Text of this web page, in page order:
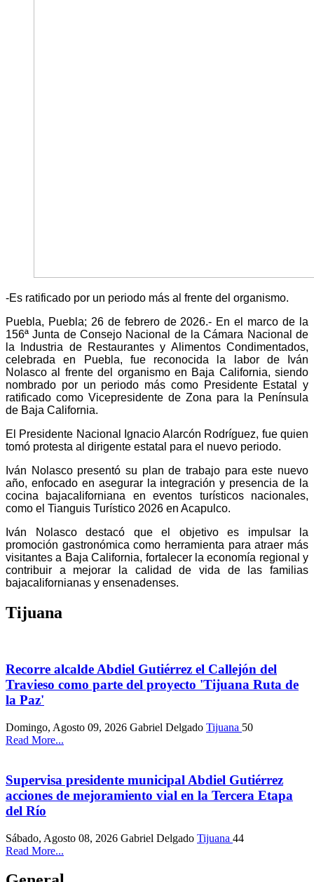
-Es ratificado por un periodo más al frente del organismo.
Puebla, Puebla; 26 de febrero de 2026.- En el marco de la
156ª Junta de Consejo Nacional de la Cámara Nacional de
la Industria de Restaurantes y Alimentos Condimentados,
celebrada en Puebla, fue reconocida la labor de Iván
Nolasco al frente del organismo en Baja California, siendo
nombrado por un periodo más como Presidente Estatal y
ratificado como Vicepresidente de Zona para la Península
de Baja California.
El Presidente Nacional Ignacio Alarcón Rodríguez, fue quien
tomó protesta al dirigente estatal para el nuevo periodo.
Iván Nolasco presentó su plan de trabajo para este nuevo
año, enfocado en asegurar la integración y presencia de la
cocina bajacaliforniana en eventos turísticos nacionales,
como el Tianguis Turístico 2026 en Acapulco.
Iván Nolasco destacó que el objetivo es impulsar la
promoción gastronómica como herramienta para atraer más
visitantes a Baja California, fortalecer la economía regional y
contribuir a mejorar la calidad de vida de las familias
bajacalifornianas y ensenadenses.
Tijuana
Recorre alcalde Abdiel Gutiérrez el Callejón del
Travieso como parte del proyecto 'Tijuana Ruta de
la Paz'
Domingo, Agosto 09, 2026 Gabriel Delgado Tijuana 50
Read More...
Supervisa presidente municipal Abdiel Gutiérrez
acciones de mejoramiento vial en la Tercera Etapa
del Río
Sábado, Agosto 08, 2026 Gabriel Delgado Tijuana 44
Read More...